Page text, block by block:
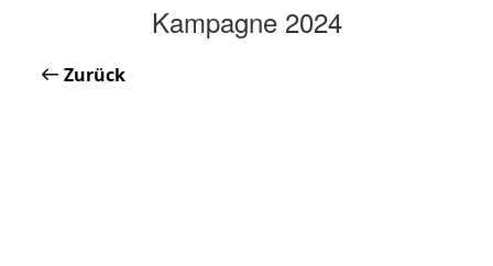
Kampagne 2024
Zurück